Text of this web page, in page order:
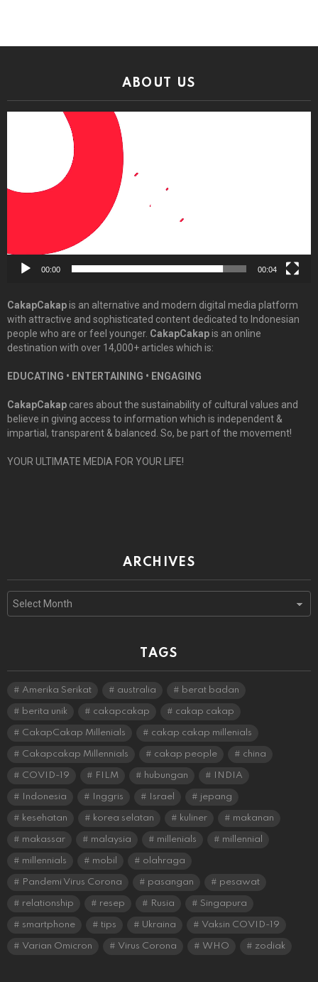
ABOUT US
00:00 00:04
CakapCakapis an alternative and modern digital media platform
with attractive and sophisticated content dedicated to Indonesian
people who are or feel younger. CakapCakapis an online
destination with over 14,000+ articles which is:
EDUCATING • ENTERTAINING • ENGAGING
CakapCakap cares about the sustainability of cultural values and
believe in giving access to information which is independent &
impartial, transparent & balanced. So, be part of the movement!
YOUR ULTIMATE MEDIA FOR YOUR LIFE!
ARCHIVES
TAGS
Amerika Serikat australia berat badan
berita unik cakapcakap cakap cakap
CakapCakap Millenials cakap cakap millenials
Cakapcakap Millennials cakap people china
COVID-19 FILM hubungan INDIA
Indonesia Inggris Israel jepang
kesehatan korea selatan kuliner makanan
makassar malaysia millenials millennial
millennials mobil olahraga
Pandemi Virus Corona pasangan pesawat
relationship resep Rusia Singapura
smartphone tips Ukraina Vaksin COVID-19
Varian Omicron Virus Corona WHO zodiak